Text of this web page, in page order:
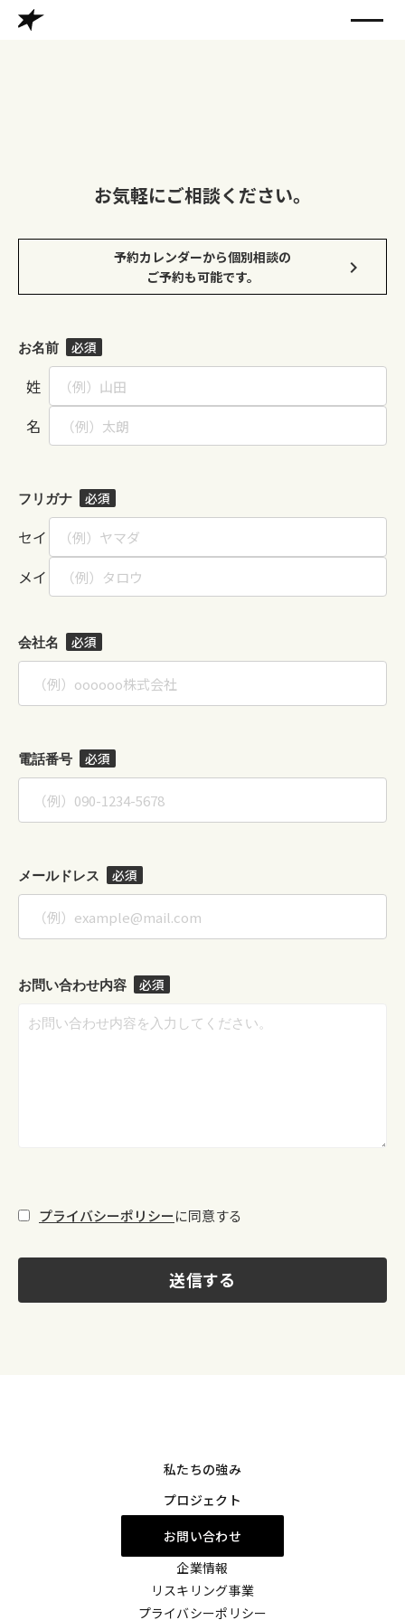
お気軽にご相談ください。
予約カレンダーから個別相談の
ご予約も可能です。
keyboard_arrow_right
お名前 必須
姓
名
フリガナ 必須
セイ
メイ
会社名 必須
電話番号 必須
メールドレス 必須
お問い合わせ内容 必須
プライバシーポリシーに同意する
送信する
私たちの強み
プロジェクト
お問い合わせ
企業情報
リスキリング事業
プライバシーポリシー